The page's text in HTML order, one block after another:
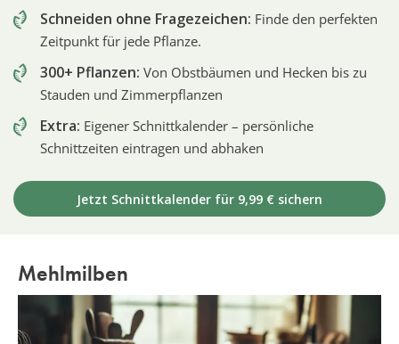
Schneiden ohne Fragezeichen: Finde den perfekten
Zeitpunkt für jede Pflanze.
300+ Pflanzen: Von Obstbäumen und Hecken bis zu
Stauden und Zimmerpflanzen
Extra: Eigener Schnittkalender – persönliche
Schnittzeiten eintragen und abhaken
Jetzt Schnittkalender für 9,99 € sichern
Mehlmilben